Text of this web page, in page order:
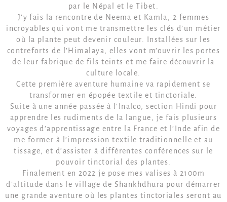
par le Népal et le Tibet.
J’y fais la rencontre de Neema et Kamla, 2 femmes
incroyables qui vont me transmettre les clés d’un métier
où la plante peut devenir couleur. Installées sur les
contreforts de l’Himalaya, elles vont m’ouvrir les portes
de leur fabrique de fils teints et me faire découvrir la
culture locale.
Cette première aventure humaine va rapidement se
transformer en épopée textile et tinctoriale.
Suite à une année passée à l’Inalco, section Hindi pour
apprendre les rudiments de la langue, je fais plusieurs
voyages d’apprentissage entre la France et l’Inde afin de
me former à l’impression textile traditionnelle et au
tissage, et d’assister à différentes conférences sur le
pouvoir tinctorial des plantes.
Finalement en 2022 je pose mes valises à 2100m
d’altitude dans le village de Shankhdhura pour démarrer
une grande aventure où les plantes tinctoriales seront au